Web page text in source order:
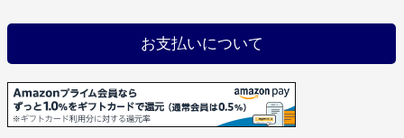
お支払いについて